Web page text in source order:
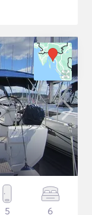
5 6